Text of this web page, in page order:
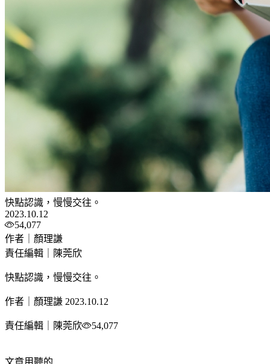
快點認識，慢慢交往。
2023.10.12
54,077
作者｜顏理謙
責任編輯｜陳莞欣
快點認識，慢慢交往。
作者｜顏理謙 2023.10.12
責任編輯｜陳莞欣 54,077